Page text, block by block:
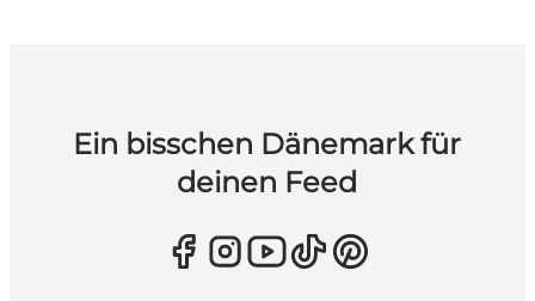
Ein bisschen Dänemark für
deinen Feed